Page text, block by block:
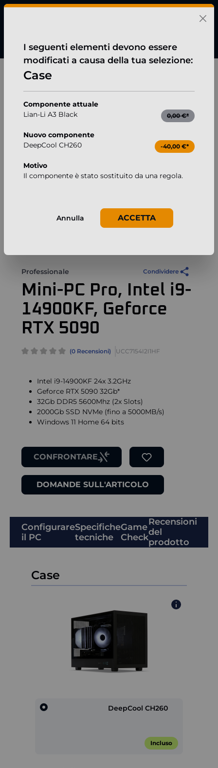
principale
Professionale
Mini-PC Pro, Intel i9-14900KF, Geforce RTX 5090
Salta la galleria di immagini
Professionale Condividere
Mini-PC Pro, Intel i9-
14900KF, Geforce
RTX 5090
(0 Recensioni) UCC7154I2I1HF
Intel i9-14900KF 24x 3.2GHz
Geforce RTX 5090 32Gb*
32Gb DDR5 5600Mhz (2x Slots)
2000Gb SSD NVMe (fino a 5000MB/s)
Windows 11 Home 64 bits
CONFRONTARE
DOMANDE SULL'ARTICOLO
Configurare
il PC
Specifiche
tecniche
Game
Check
Recensioni
del
prodotto
Case
DeepCool CH260
Incluso
I seguenti elementi devono essere
modificati a causa della tua selezione:
Case
Componente attuale
Lian-Li A3 Black
0,00 €*
Nuovo componente
DeepCool CH260
-40,00 €*
Motivo
Il componente è stato sostituito da una regola.
Annulla ACCETTA